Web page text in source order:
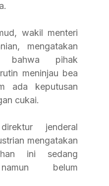
wakil menteri
mengatakan
bahwa pihak
meninjau bea
ada keputusan
cukai.
jenderal
mengatakan
ini sedang
belum